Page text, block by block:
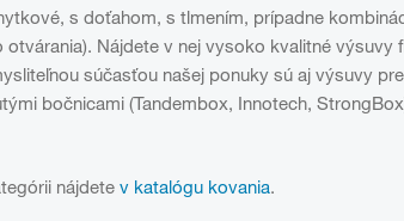
s doťahom, s tlmením, prípadne
Nájdete v nej vysoko kvalitné výsuvy
súčasťou našej ponuky sú aj výsuvy
bočnicami (Tandembox, Innotech,
nájdete v katalógu kovania.